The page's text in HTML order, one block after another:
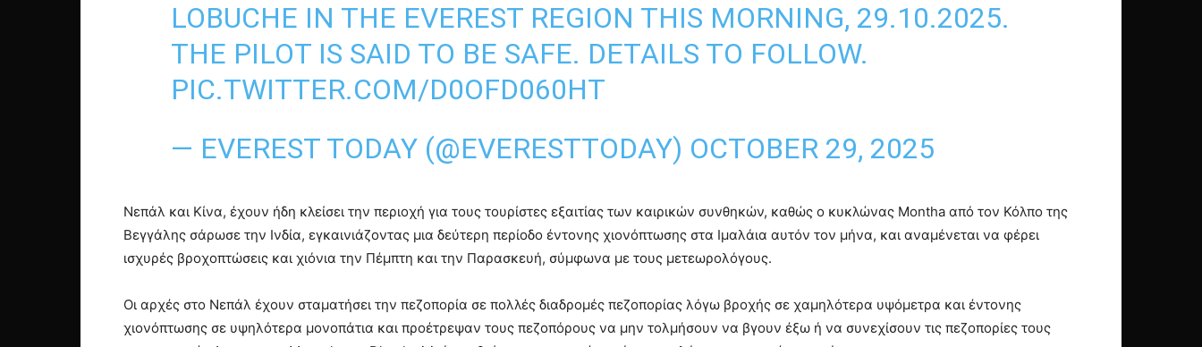
LOBUCHE IN THE EVEREST REGION THIS MORNING, 29.10.2025.
THE PILOT IS SAID TO BE SAFE. DETAILS TO FOLLOW.
PIC.TWITTER.COM/D0OFD060HT
— EVEREST TODAY (@EVERESTTODAY) OCTOBER 29, 2025
Νεπάλ και Κίνα, έχουν ήδη κλείσει την περιοχή για τους τουρίστες εξαιτίας των καιρικών συνθηκών, καθώς ο κυκλώνας Montha από τον Κόλπο της
Βεγγάλης σάρωσε την Ινδία, εγκαινιάζοντας μια δεύτερη περίοδο έντονης χιονόπτωσης στα Ιμαλάια αυτόν τον μήνα, και αναμένεται να φέρει
ισχυρές βροχοπτώσεις και χιόνια την Πέμπτη και την Παρασκευή, σύμφωνα με τους μετεωρολόγους.
Οι αρχές στο Νεπάλ έχουν σταματήσει την πεζοπορία σε πολλές διαδρομές πεζοπορίας λόγω βροχής σε χαμηλότερα υψόμετρα και έντονης
χιονόπτωσης σε υψηλότερα μονοπάτια και προέτρεψαν τους πεζοπόρους να μην τολμήσουν να βγουν έξω ή να συνεχίσουν τις πεζοπορίες τους